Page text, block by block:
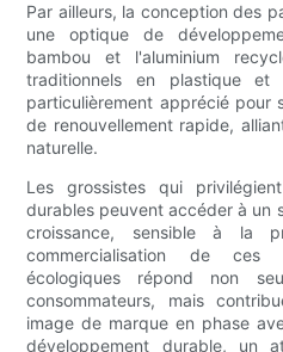
Par ailleurs, la conception des
une optique de
bambou et l'aluminium
traditionnels en plastique
particulièrement apprécié pour
de renouvellement rapide,
naturelle.
Les grossistes qui
durables peuvent accéder à un
croissance, sensible à la
commercialisation de ces
écologiques répond non
consommateurs, mais
image de marque en phase
développement durable, un